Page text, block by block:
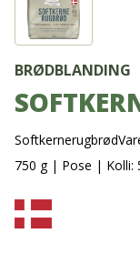
BRØDBLANDING
Softkernerugbrød
750 g | Pose | Kolli: